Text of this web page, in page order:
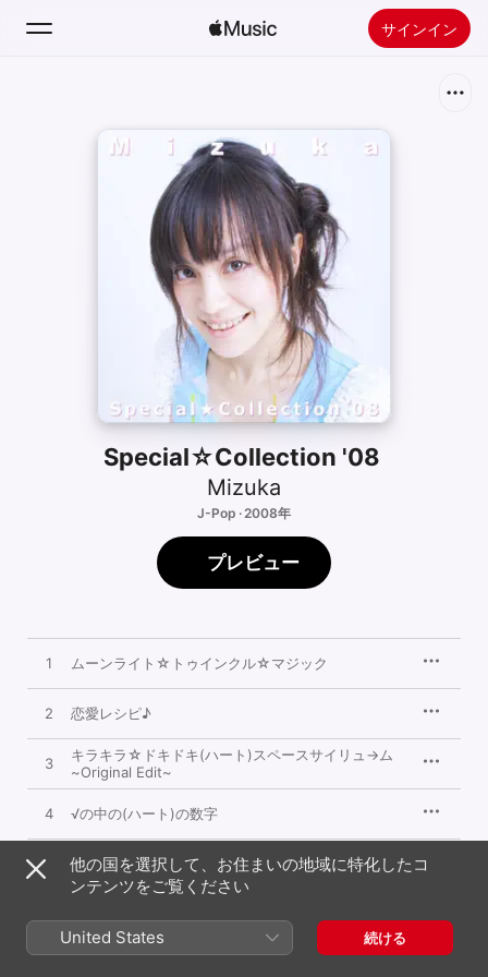
サインイン
新着おすすめ
Apple Musicをインストール
Special☆Collection '08
Mizuka
J-Pop · 2008年
プレビュー
1 ムーンライト☆トゥインクル☆マジック
2 恋愛レシピ♪
3
キラキラ☆ドキドキ(ハート)スペースサイリュ→ム
~Original Edit~
4 √の中の(ハート)の数字
5 水玉ランドスケープ
他の国を選択して、お住まいの地域に特化したコ
ンテンツをご覧ください
United States 続ける